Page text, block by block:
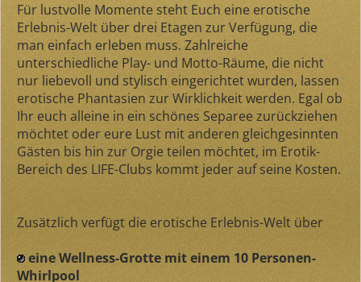
Für lustvolle Momente steht Euch eine erotische
Erlebnis-Welt über drei Etagen zur Verfügung, die
man einfach erleben muss. Zahlreiche
unterschiedliche Play- und Motto-Räume, die nicht
nur liebevoll und stylisch eingerichtet wurden, lassen
erotische Phantasien zur Wirklichkeit werden. Egal ob
Ihr euch alleine in ein schönes Separee zurückziehen
möchtet oder eure Lust mit anderen gleichgesinnten
Gästen bis hin zur Orgie teilen möchtet, im Erotik-
Bereich des LIFE-Clubs kommt jeder auf seine Kosten.
Zusätzlich verfügt die erotische Erlebnis-Welt über
eine Wellness-Grotte mit einem 10 Personen-
Whirlpool